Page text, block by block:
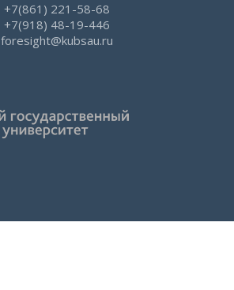
+7(861) 221-58-68
+7(918) 48-19-446
foresight@kubsau.ru